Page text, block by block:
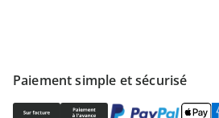
Paiement simple et sécurisé